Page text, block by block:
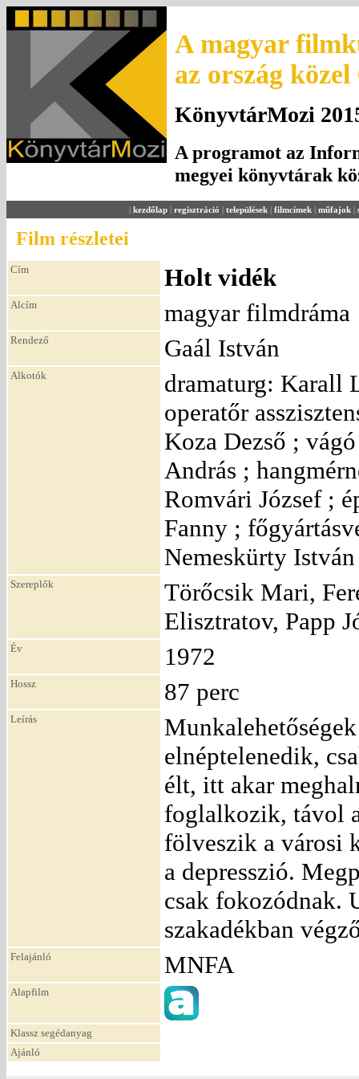
A magyar
az ország
KönyvtárMozi
A programot az
megyei könyvtárak
| kezdőlap | regisztráció | települések | filmcímek | műfajok |
Film részletei
Cím Holt vidék
Alcím magyar filmdráma
Rendező Gaál István
Alkotók
dramaturg: Karall
operatőr
Koza Dezső ;
András ;
Romvári József ;
Fanny ;
Nemeskürty
Szereplők
Törőcsik Mari,
Elisztratov, Papp
Év 1972
Hossz 87 perc
Leírás
elnéptelenedik,
élt, itt akar
foglalkozik, távol
fölveszik a városi
a depresszió.
csak fokozódnak.
szakadékban
Felajánló MNFA
Alapfilm
Klassz segédanyag
Ajánló